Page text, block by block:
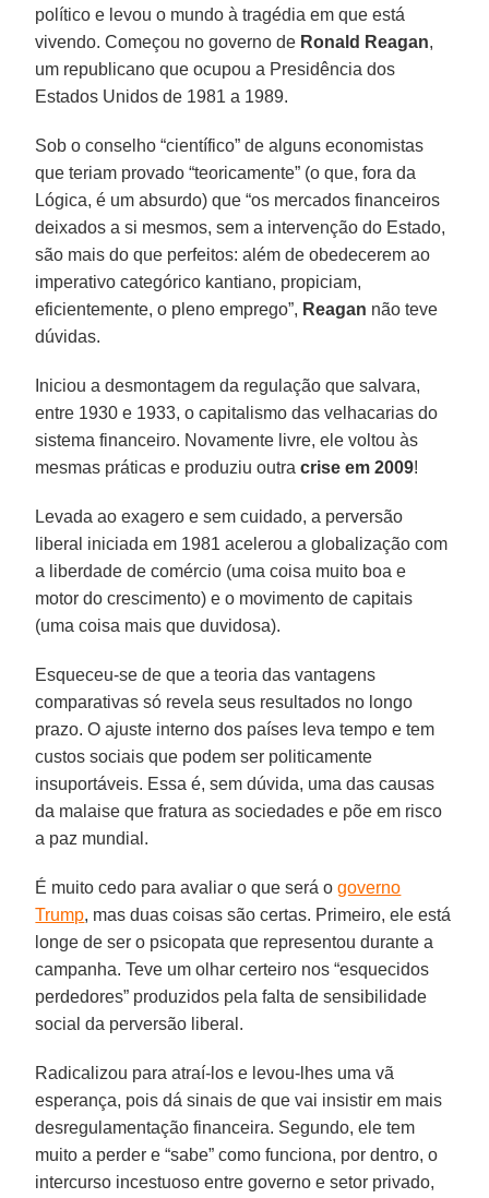
político e levou o mundo à tragédia em que está
vivendo. Começou no governo de Ronald Reagan,
um republicano que ocupou a Presidência dos
Estados Unidos de 1981 a 1989.
Sob o conselho “científico” de alguns economistas
que teriam provado “teoricamente” (o que, fora da
Lógica, é um absurdo) que “os mercados financeiros
deixados a si mesmos, sem a intervenção do Estado,
são mais do que perfeitos: além de obedecerem ao
imperativo categórico kantiano, propiciam,
eficientemente, o pleno emprego”, Reagan não teve
dúvidas.
Iniciou a desmontagem da regulação que salvara,
entre 1930 e 1933, o capitalismo das velhacarias do
sistema financeiro. Novamente livre, ele voltou às
mesmas práticas e produziu outracrise em 2009!
Levada ao exagero e sem cuidado, a perversão
liberal iniciada em 1981 acelerou a globalização com
a liberdade de comércio (uma coisa muito boa e
motor do crescimento) e o movimento de capitais
(uma coisa mais que duvidosa).
Esqueceu-se de que a teoria das vantagens
comparativas só revela seus resultados no longo
prazo. O ajuste interno dos países leva tempo e tem
custos sociais que podem ser politicamente
insuportáveis. Essa é, sem dúvida, uma das causas
da malaise que fratura as sociedades e põe em risco
a paz mundial.
É muito cedo para avaliar o que será o governo
Trump, mas duas coisas são certas. Primeiro, ele está
longe de ser o psicopata que representou durante a
campanha. Teve um olhar certeiro nos “esquecidos
perdedores” produzidos pela falta de sensibilidade
social da perversão liberal.
Radicalizou para atraí-los e levou-lhes uma vã
esperança, pois dá sinais de que vai insistir em mais
desregulamentação financeira. Segundo, ele tem
muito a perder e “sabe” como funciona, por dentro, o
intercurso incestuoso entre governo e setor privado,